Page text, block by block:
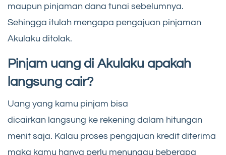
maupun pinjaman dana tunai sebelumnya.
Sehingga itulah mengapa pengajuan pinjaman
Akulaku ditolak.
Pinjam uang di Akulaku apakah
langsung cair?
Uang yang kamu pinjam bisa
dicairkan langsung ke rekening dalam hitungan
menit saja. Kalau proses pengajuan kredit diterima
maka kamu hanya perlu menunggu beberapa